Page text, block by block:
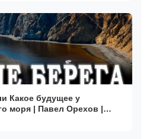
Какое будущее у
моря | Павел Орехов |